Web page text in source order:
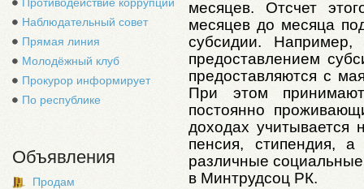
Наблюдательный совет
Прямая линия
Молодёжный клуб
Прокурор информирует
По республике
Объявления
Продам
месяцев. Отсчет
месяцев до месяца
субсидии.
предоставлением
предоставляются с
При этом
постоянно
доходах учитывается
пенсия, стипендия,
различные
в Минтрудсоц РК.